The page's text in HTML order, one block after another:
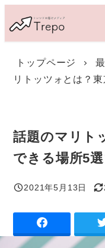
イ
トップページ
リトッツォとは？
話題のマリト
できる場所5
投稿日
2021年5月13日
更